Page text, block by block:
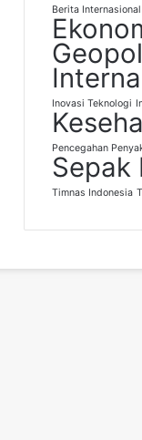
Berita Internasional
Inovasi Teknologi
Pencegahan
Sepak
Timnas Indonesia